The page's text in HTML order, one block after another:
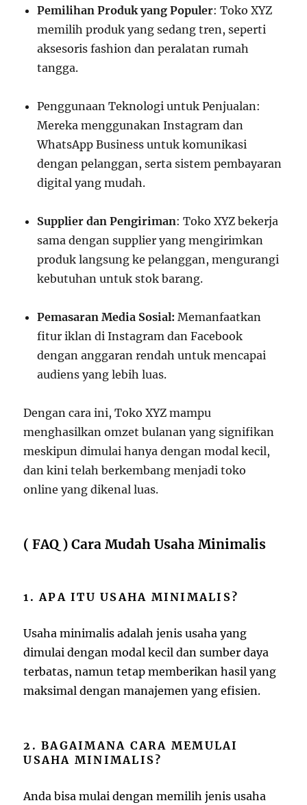
Pemilihan Produk yang Populer: Toko XYZ
memilih produk yang sedang tren, seperti
aksesoris fashion dan peralatan rumah
tangga.
Penggunaan Teknologi untuk Penjualan:
Mereka menggunakan Instagram dan
WhatsApp Business untuk komunikasi
dengan pelanggan, serta sistem pembayaran
digital yang mudah.
Supplier dan Pengiriman: Toko XYZ bekerja
sama dengan supplier yang mengirimkan
produk langsung ke pelanggan, mengurangi
kebutuhan untuk stok barang.
Pemasaran Media Sosial: Memanfaatkan
fitur iklan di Instagram dan Facebook
dengan anggaran rendah untuk mencapai
audiens yang lebih luas.
Dengan cara ini, Toko XYZ mampu
menghasilkan omzet bulanan yang signifikan
meskipun dimulai hanya dengan modal kecil,
dan kini telah berkembang menjadi toko
online yang dikenal luas.
( FAQ ) Cara Mudah Usaha Minimalis
1. APA ITU USAHA MINIMALIS?
Usaha minimalis adalah jenis usaha yang
dimulai dengan modal kecil dan sumber daya
terbatas, namun tetap memberikan hasil yang
maksimal dengan manajemen yang efisien.
2. BAGAIMANA CARA MEMULAI
USAHA MINIMALIS?
Anda bisa mulai dengan memilih jenis usaha